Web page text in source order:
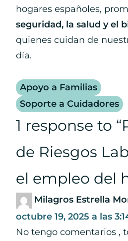
hogares españoles,
seguridad, la salud y el
quienes cuidan de
día.
Apoyo a Familias
Soporte a Cuidadores
1 response to “
de Riesgos
el empleo del
Milagros Estrella
octubre 19, 2025 a las
No tengo comentarios ,